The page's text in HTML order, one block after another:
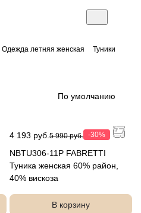
Одежда летняя женская Туники
По умолчанию
4 193 руб. 5 990 руб. -30%
NBTU306-11P FABRETTI
Туника женская 60% район,
40% вискоза
В корзину